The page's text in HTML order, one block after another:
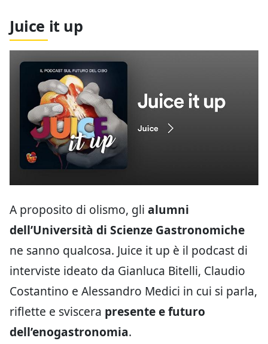
Juice it up
A proposito di olismo, gli alumni
dell’Università di Scienze Gastronomiche
ne sanno qualcosa. Juice it up è il podcast di
interviste ideato da Gianluca Bitelli, Claudio
Costantino e Alessandro Medici in cui si parla,
riflette e sviscera presente e futuro
dell’enogastronomia.